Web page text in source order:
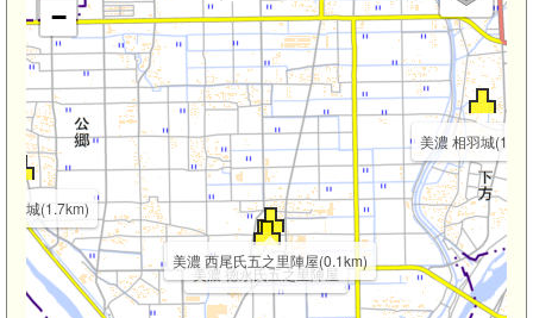
美濃 徳永氏五之里陣屋
美濃 西尾氏五之里陣屋(0.1km)
美濃 相羽城
堂城(1.7km)
−